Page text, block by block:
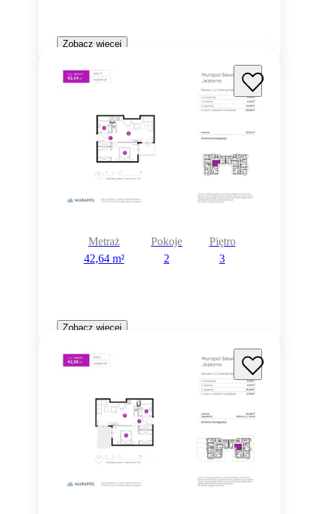
Zobacz więcej
Metraż
42,64 m²
Pokoje
2
Piętro
3
Zobacz więcej